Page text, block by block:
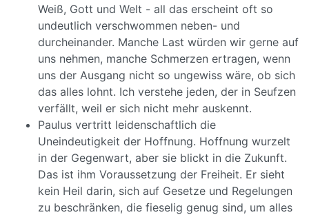
Weiß, Gott und Welt - all das erscheint oft so
undeutlich verschwommen neben- und
durcheinander. Manche Last würden wir gerne auf
uns nehmen, manche Schmerzen ertragen, wenn
uns der Ausgang nicht so ungewiss wäre, ob sich
das alles lohnt. Ich verstehe jeden, der in Seufzen
verfällt, weil er sich nicht mehr auskennt.
Paulus vertritt leidenschaftlich die
Uneindeutigkeit der Hoffnung. Hoffnung wurzelt
in der Gegenwart, aber sie blickt in die Zukunft.
Das ist ihm Voraussetzung der Freiheit. Er sieht
kein Heil darin, sich auf Gesetze und Regelungen
zu beschränken, die fieselig genug sind, um alles